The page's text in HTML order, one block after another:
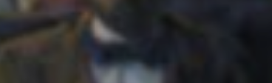
La sua pittura non
fu compresa in